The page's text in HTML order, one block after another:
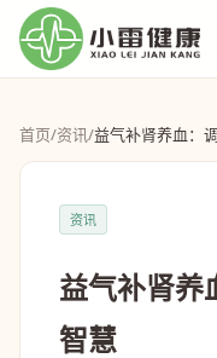
首页/资讯/益气补肾养血：
资讯
益气补肾养
智慧